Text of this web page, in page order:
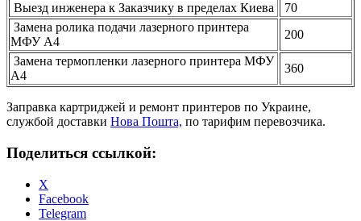
Выезд инженера к Заказчику в пределах Киева
70
Замена ролика подачи лазерного принтера
МФУ А4
200
Замена термопленки лазерного принтера МФУ
А4
360
Заправка картриджей и ремонт принтеров по Украине,
службой доставки Нова Пошта, по тарифим перевозчика.
Поделиться ссылкой:
X
Facebook
Telegram